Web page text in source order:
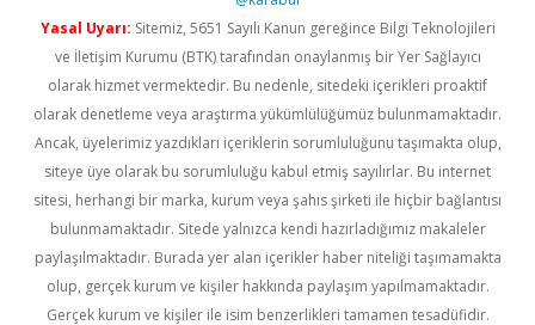
Yasal Uyarı: Sitemiz, 5651 Sayılı Kanun gereğince Bilgi Teknolojileri
ve İletişim Kurumu (BTK) tarafından onaylanmış bir Yer Sağlayıcı
olarak hizmet vermektedir. Bu nedenle, sitedeki içerikleri proaktif
olarak denetleme veya araştırma yükümlülüğümüz bulunmamaktadır.
Ancak, üyelerimiz yazdıkları içeriklerin sorumluluğunu taşımakta olup,
siteye üye olarak bu sorumluluğu kabul etmiş sayılırlar. Bu internet
sitesi, herhangi bir marka, kurum veya şahıs şirketi ile hiçbir bağlantısı
bulunmamaktadır. Sitede yalnızca kendi hazırladığımız makaleler
paylaşılmaktadır. Burada yer alan içerikler haber niteliği taşımamakta
olup, gerçek kurum ve kişiler hakkında paylaşım yapılmamaktadır.
Gerçek kurum ve kişiler ile isim benzerlikleri tamamen tesadüfidir.